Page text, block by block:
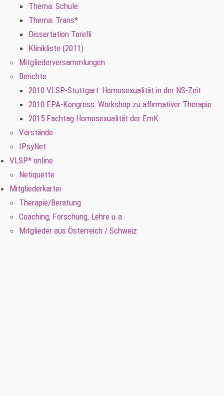
Thema: Schule
Thema: Trans*
Dissertation Torelli
Klinikliste (2011)
Mitgliederversammlungen
Berichte
2010 VLSP-Stuttgart: Homosexualität in der NS-Zeit
2010 EPA-Kongress: Workshop zu affirmativer Therapie
2015 Fachtag Homosexualität der EmK
Vorstände
IPsyNet
VLSP* online
Netiquette
Mitgliederkartei
Therapie/Beratung
Coaching, Forschung, Lehre u.a.
Mitglieder aus Österreich / Schweiz